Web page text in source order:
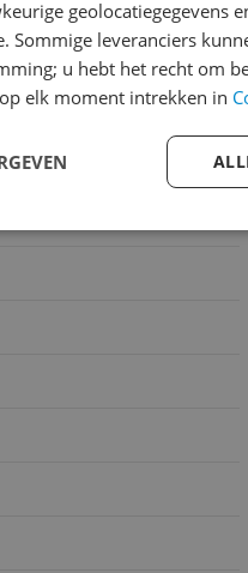
geolocatiegegevens
Sommige leveranciers
u hebt het recht om
elk moment intrekken in